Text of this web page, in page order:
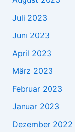
Juli 2023
Juni 2023
April 2023
März 2023
Februar 2023
Januar 2023
Dezember 2022